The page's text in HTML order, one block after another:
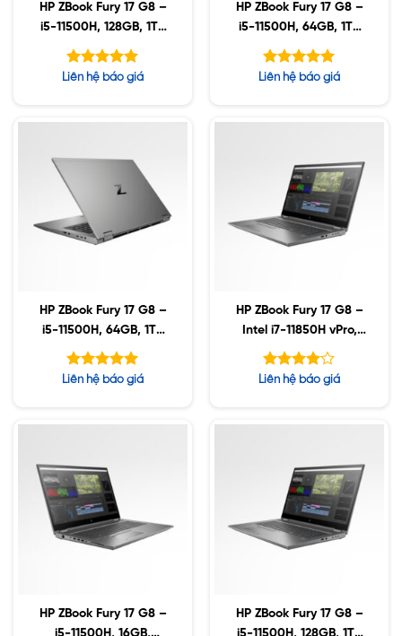
HP ZBook Fury 17 G8 –
i5-11500H, 128GB, 1TB
SSD, Nvidia A3000
6GB, 17.3″ UHD, Win10
Được xếp
Liên hệ báo giá
HP ZBook Fury 17 G8 –
i5-11500H, 64GB, 1TB
SSD, Nvidia A3000
6GB, 17.3″ UHD, Win10
Được xếp
Liên hệ báo giá
HP ZBook Fury 17 G8 –
i5-11500H, 64GB, 1TB
SSD, Nvidia A5000
16GB, 17.3″ UHD, Win10
Được xếp
Liên hệ báo giá
HP ZBook Fury 17 G8 –
Intel i7-11850H vPro,
32GB, 1TB SSD, Nvidia
A3000 6GB, 17.3″ UHD,
Được
sao
Liên hệ báo giá
HP ZBook Fury 17 G8 –
HP ZBook Fury 17 G8 –